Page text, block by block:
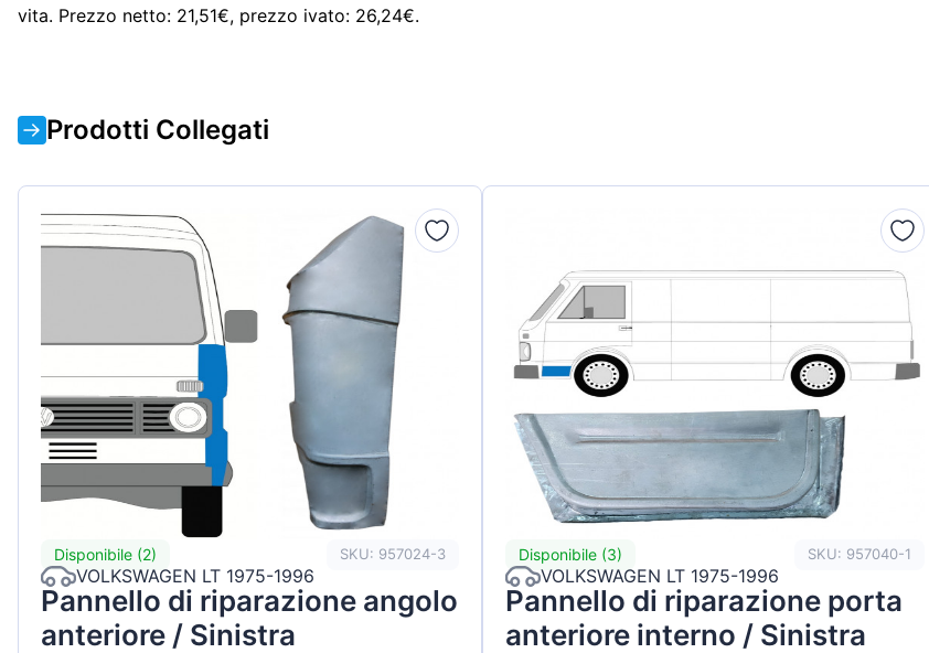
vita. Prezzo netto: 21,51€, prezzo ivato: 26,24€.
Prodotti Collegati
Disponibile (2) SKU: 957024-3
VOLKSWAGEN LT 1975-1996
Pannello di riparazione angolo
anteriore / Sinistra
Disponibile (3) SKU: 957040-1
VOLKSWAGEN LT 1975-1996
Pannello di riparazione porta
anteriore interno / Sinistra